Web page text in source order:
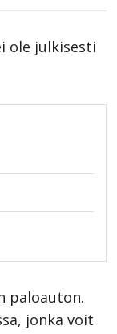
ole julkisesti
paloauton.
jonka voit